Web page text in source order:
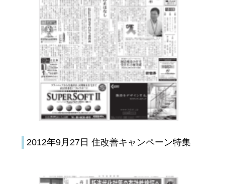
2012年9月27日 住改善キャンペーン特集